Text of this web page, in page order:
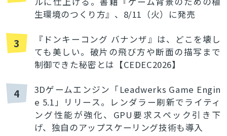
生環境のつくり方』、8/11（火）に発売
3
『ドンキーコング バナンザ』は、どこを壊し
ても美しい。破片の飛び方や断面の描写まで
制御できた秘密とは【CEDEC2026】
4
3Dゲームエンジン「Leadwerks Game Engin
e 5.1」リリース。レンダラー刷新でライティ
ング性能が強化、GPU要求スペック引き下
げ、独自のアップスケーリング技術も導入